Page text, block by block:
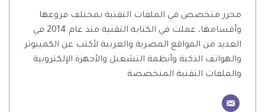
محرر متخصص في الملفات التقنية بمختلف فروعها
وأقسامها، عملت في الكتابة التقنية منذ عام 2014 في
العديد من المواقع المصرية والعربية لأكتب عن الكمبيوتر
والهواتف الذكية وأنظمة التشغيل والأجهزة الإلكترونية
والملفات التقنية المتخصصة